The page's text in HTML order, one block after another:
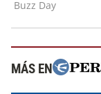
MÁS EN